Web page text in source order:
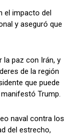
el impacto del
y aseguró que
la paz con Irán, y
de la región
que puede
Trump.
naval contra los
del estrecho,